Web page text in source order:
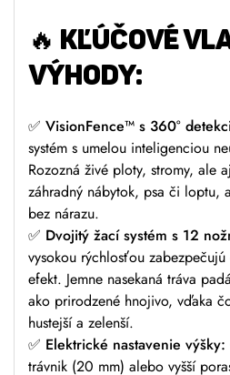
🔥 KĽÚČOVÉ
VÝHODY:
✅ VisionFence™ s 360°
systém s umelou inteligenciou
Rozozná živé ploty, stromy, ale
záhradný nábytok, psa či loptu,
bez nárazu.
✅ Dvojitý žací systém s 12
vysokou rýchlosťou
efekt. Jemne nasekaná tráva
ako prirodzené hnojivo, vďaka
hustejší a zelenší.
✅ Elektrické nastavenie výšky:
trávnik (20 mm) alebo vyšší